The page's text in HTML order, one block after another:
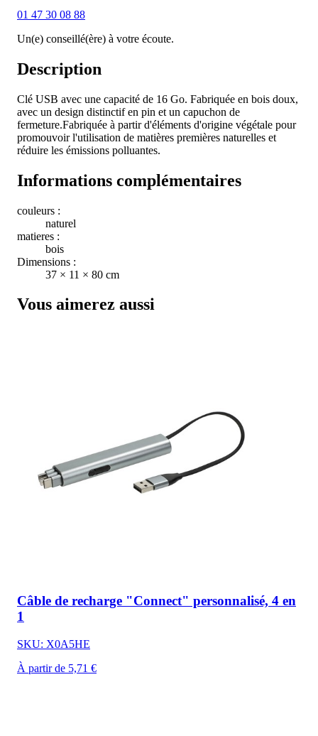
01 47 30 08 88
Un(e) conseillé(ère) à votre écoute.
Description
Clé USB avec une capacité de 16 Go. Fabriquée en bois doux,
avec un design distinctif en pin et un capuchon de
fermeture.Fabriquée à partir d'éléments d'origine végétale pour
promouvoir l'utilisation de matières premières naturelles et
réduire les émissions polluantes.
Informations complémentaires
couleurs :
naturel
matieres :
bois
Dimensions :
37 × 11 × 80 cm
Vous aimerez aussi
Câble de recharge "Connect" personnalisé, 4 en
1
SKU: X0A5HE
À partir de 5,71 €